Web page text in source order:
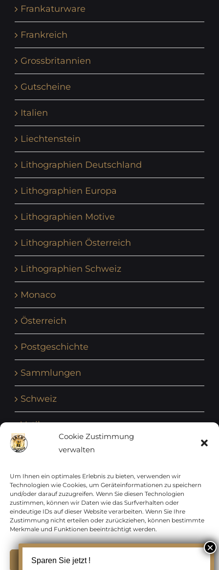
Cookie Zustimmung
verwalten
Um Ihnen ein optimales Erlebnis zu bieten, verwenden wir
Technologien wie Cookies, um Geräteinformationen zu speichern
und/oder darauf zuzugreifen. Wenn Sie diesen Technologien
zustimmen, können wir Daten wie das Surfverhalten oder
eindeutige IDs auf dieser Website verarbeiten. Wenn Sie Ihre
Zustimmung nicht erteilen oder zurückziehen, können bestimmte
Merkmale und Funktionen beeinträchtigt werden.
Frankaturware
Frankreich
Grossbritannien
Gutscheine
Italien
Liechtenstein
Lithographien Deutschland
Lithographien Europa
Lithographien Motive
Lithographien Österreich
Lithographien Schweiz
Monaco
Österreich
Postgeschichte
Sammlungen
Schweiz
Vatikan
Vereinte Nationen
Vorphilatelie
Zensurbelege Österreich
Zensurbelege Schweiz
Sparen Sie jetzt !